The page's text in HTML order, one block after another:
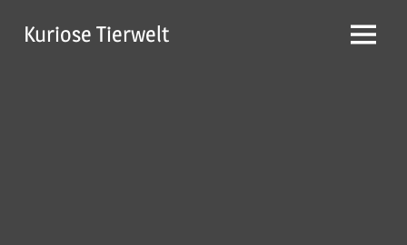
InhaltKuriose Tierwelt Menü